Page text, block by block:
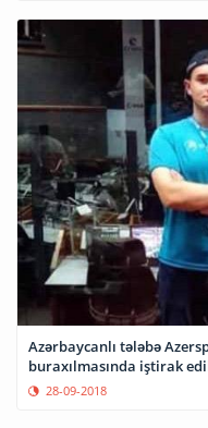
Azərbaycanlı tələbə
buraxılmasında iştirak
28-09-2018